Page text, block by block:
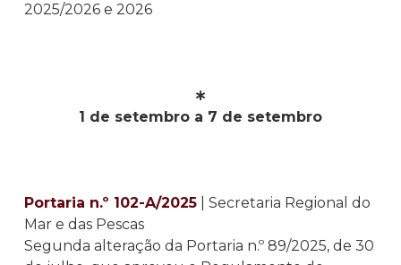
2025/2026 e 2026
∗
1 de setembro a 7 de setembro
Portaria n.º 102-A/2025| Secretaria Regional do
Mar e das Pescas
Segunda alteração da Portaria n.º 89/2025, de 30